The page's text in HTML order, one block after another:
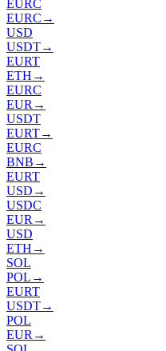
EURC
EURC →
USD
USDT→
EURT
ETH →
EURC
EUR →
USDT
EURT→
EURC
BNB →
EURT
USD →
USDC
EUR →
USD
ETH →
SOL
POL →
EURT
USDT→
POL
EUR →